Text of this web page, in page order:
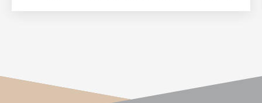
girondine aux volumes généreux offre un cadre de
vie agréable, convivial et chaleureux. Le rez-de-